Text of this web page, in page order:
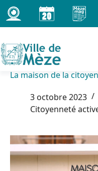
Passer
au
contenu
La maison de la
3 octobre 2023
Citoyenneté